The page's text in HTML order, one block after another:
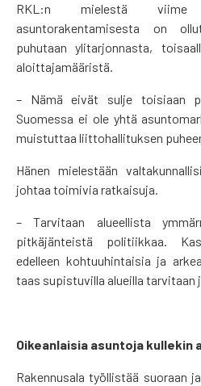
RKL:n mielestä viime
asuntorakentamisesta on
puhutaan ylitarjonnasta,
aloittajamääristä.
– Nämä eivät sulje toisiaan
Suomessa ei ole yhtä
muistuttaa liittohallituksen
Hänen mielestään
johtaa toimivia ratkaisuja.
– Tarvitaan alueellista
pitkäjänteistä politiikkaa.
edelleen kohtuuhintaisia ja
taas supistuvilla alueilla tarvitaan
Oikeanlaisia asuntoja kullekin
Rakennusala työllistää suoraan